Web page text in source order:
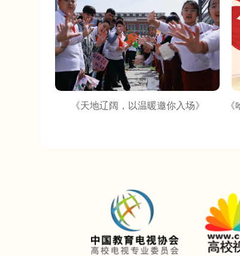
《天地辽阔，以温暖邀你入场》